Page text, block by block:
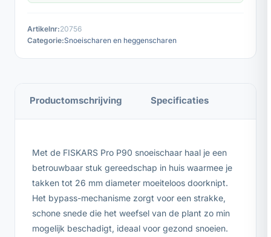
Artikelnr:20756
Categorie:Snoeischaren en heggenscharen
Productomschrijving Specificaties
Met de FISKARS Pro P90 snoeischaar haal je een
betrouwbaar stuk gereedschap in huis waarmee je
takken tot 26 mm diameter moeiteloos doorknipt.
Het bypass-mechanisme zorgt voor een strakke,
schone snede die het weefsel van de plant zo min
mogelijk beschadigt, ideaal voor gezond snoeien.